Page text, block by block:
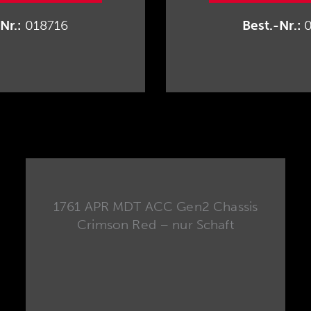
018716 Best.-Nr.:
1761 APR MDT ACC Gen2 Chassis
Crimson Red – nur Schaft